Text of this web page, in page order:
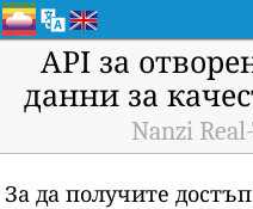
API за
данни за
Nanzi
За да получите